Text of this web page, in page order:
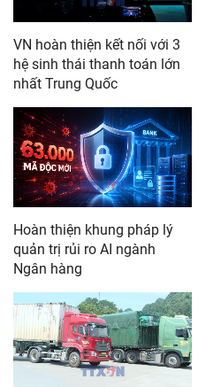
VN hoàn thiện kết nối với 3
hệ sinh thái thanh toán lớn
nhất Trung Quốc
Hoàn thiện khung pháp lý
quản trị rủi ro AI ngành
Ngân hàng